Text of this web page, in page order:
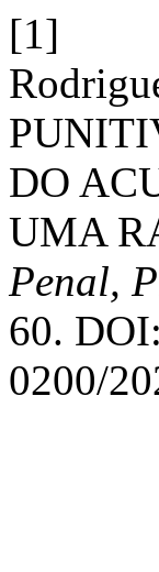
[1]
DO
UMA
Penal,
60.
0200/